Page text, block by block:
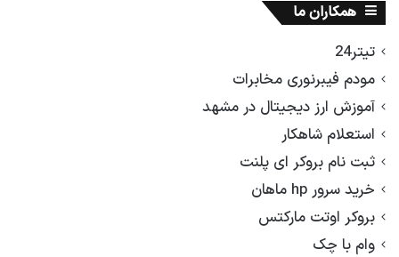
همکاران ما
تیتر24
مودم فیبرنوری مخابرات
آموزش ارز دیجیتال در مشهد
استعلام شاهکار
ثبت نام بروکر ای پلنت
خرید سرور hp ماهان
بروکر اوتت مارکتس
وام با چک